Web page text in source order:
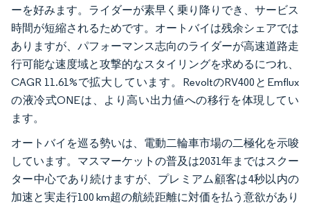
ーを好みます。ライダーが素早く乗り降りでき、サービス
時間が短縮されるためです。オートバイは残余シェアでは
ありますが、パフォーマンス志向のライダーが高速道路走
行可能な速度域と攻撃的なスタイリングを求めるにつれ、
CAGR 11.61%で拡大しています。RevoltのRV400とEmflux
の液冷式ONEは、より高い出力値への移行を体現してい
ます。
オートバイを巡る勢いは、電動二輪車市場の二極化を示唆
しています。マスマーケットの普及は2031年まではスクー
ター中心であり続けますが、プレミアム顧客は4秒以内の
加速と実走行100 km超の航続距離に対価を払う意欲があり